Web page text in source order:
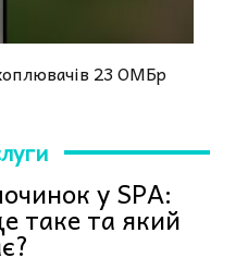
23 ОМБр
у SPA:
таке та який